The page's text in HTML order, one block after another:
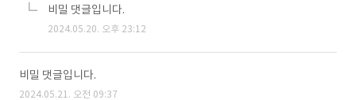
비밀 댓글입니다.
2024.05.20. 오후 23:12
비밀 댓글입니다.
2024.05.21. 오전 09:37